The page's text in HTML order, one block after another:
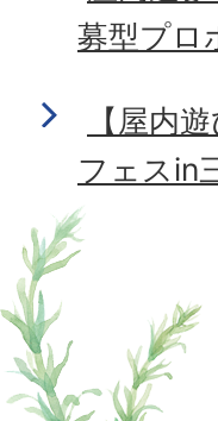
募型プロ
【屋内
フェスin